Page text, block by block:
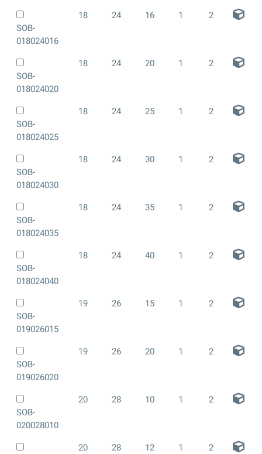
SOB-
018024016
18 24 16 1 2
SOB-
018024020
18 24 20 1 2
SOB-
018024025
18 24 25 1 2
SOB-
018024030
18 24 30 1 2
SOB-
018024035
18 24 35 1 2
SOB-
018024040
18 24 40 1 2
SOB-
019026015
19 26 15 1 2
SOB-
019026020
19 26 20 1 2
SOB-
020028010
20 28 10 1 2
20 28 12 1 2